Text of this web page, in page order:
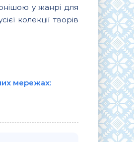
у жанрі для
колекції творів
мережах: